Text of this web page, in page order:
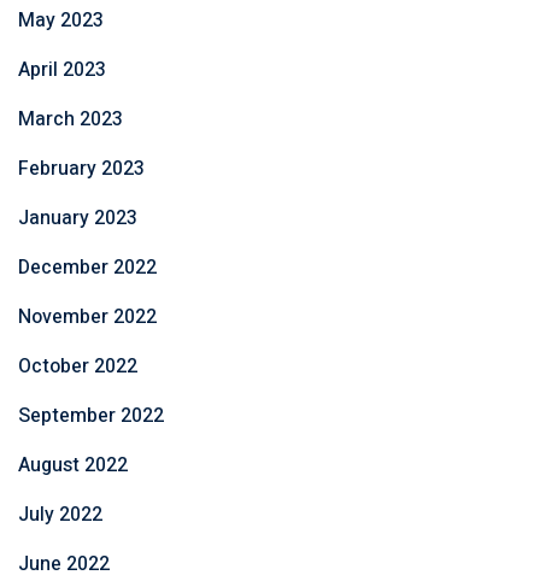
May 2023
April 2023
March 2023
February 2023
January 2023
December 2022
November 2022
October 2022
September 2022
August 2022
July 2022
June 2022